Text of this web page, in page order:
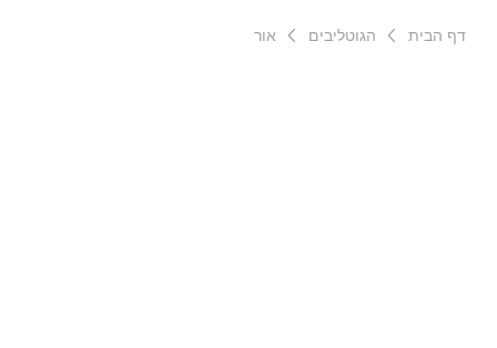
דף הבית הגוטליבים אור